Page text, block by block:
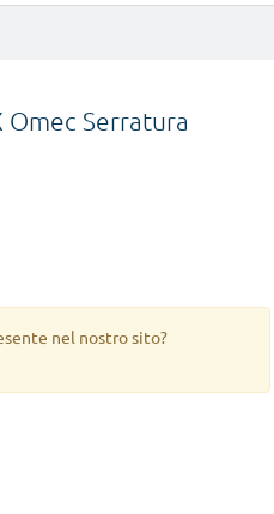
Omec Serratura
nel nostro sito?